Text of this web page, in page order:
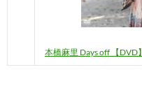
本橋麻里 Days off 【DVD】